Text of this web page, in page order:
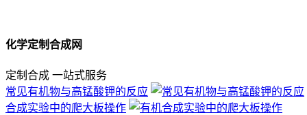
化学定制合成网
定制合成 一站式服务
常见有机物与高锰酸钾的反应
合成实验中的爬大板操作